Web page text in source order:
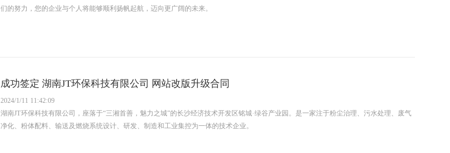
们的努力，您的企业与个人将能够顺利扬帆起航，迈向更广阔的未来。
成功签定 湖南JT环保科技有限公司 网站改版升级合同
2024/1/11 11:42:09
湖南JT环保科技有限公司，座落于“三湘首善，魅力之城”的长沙经济技术开发区铭城·绿谷产业园。是一家注于粉尘治理、污水处理、废气
净化、粉体配料、输送及燃烧系统设计、研发、制造和工业集控为一体的技术企业。